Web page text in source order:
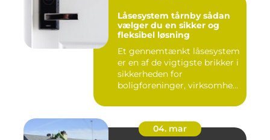
Låsesystem tårnby sådan
vælger du en sikker og
fleksibel løsning
Et gennemtænkt låsesystem
er en af de vigtigste brikker i
sikkerheden for
boligforeninger, virksomhe...
04. mar